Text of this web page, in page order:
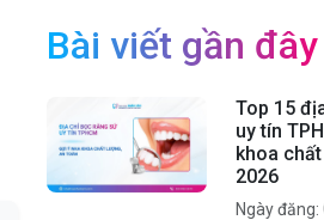
Bài viết gần đây
Top 15
uy tín
khoa
2026
Ngày